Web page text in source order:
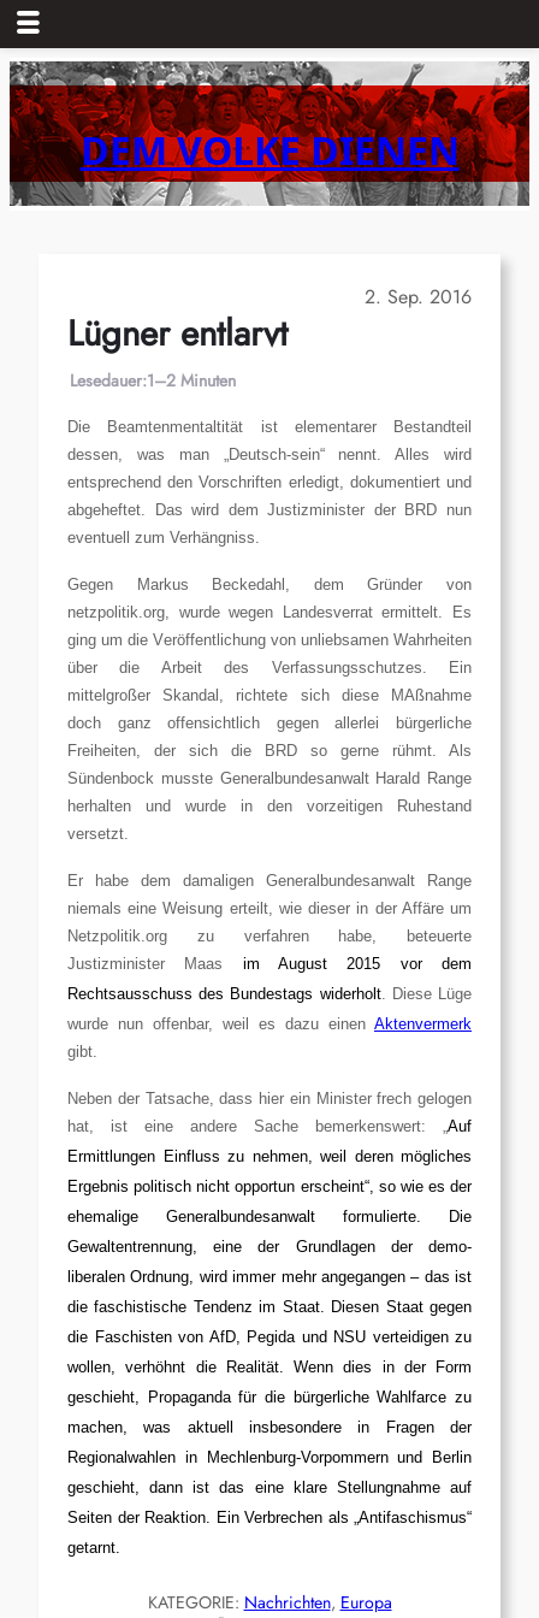
Zum
Inhalt
springenDEM VOLKE DIENEN
2. Sep. 2016
Lügner entlarvt
Lesedauer:1–2 Minuten
Die Beamtenmentaltität ist elementarer Bestandteil
dessen, was man „Deutsch-sein“ nennt. Alles wird
entsprechend den Vorschriften erledigt, dokumentiert und
abgeheftet. Das wird dem Justizminister der BRD nun
eventuell zum Verhängniss.
Gegen Markus Beckedahl, dem Gründer von
netzpolitik.org, wurde wegen Landesverrat ermittelt. Es
ging um die Veröffentlichung von unliebsamen Wahrheiten
über die Arbeit des Verfassungsschutzes. Ein
mittelgroßer Skandal, richtete sich diese MAßnahme
doch ganz offensichtlich gegen allerlei bürgerliche
Freiheiten, der sich die BRD so gerne rühmt. Als
Sündenbock musste Generalbundesanwalt Harald Range
herhalten und wurde in den vorzeitigen Ruhestand
versetzt.
Er habe dem damaligen Generalbundesanwalt Range
niemals eine Weisung erteilt, wie dieser in der Affäre um
Netzpolitik.org zu verfahren habe, beteuerte
Justizminister Maas im August 2015 vor dem
Rechtsausschuss des Bundestags widerholt. Diese Lüge
wurde nun offenbar, weil es dazu einen Aktenvermerk
gibt.
Neben der Tatsache, dass hier ein Minister frech gelogen
hat, ist eine andere Sache bemerkenswert: „Auf
Ermittlungen Einfluss zu nehmen, weil deren mögliches
Ergebnis politisch nicht opportun erscheint“, so wie es der
ehemalige Generalbundesanwalt formulierte. Die
Gewaltentrennung, eine der Grundlagen der demo-
liberalen Ordnung, wird immer mehr angegangen – das ist
die faschistische Tendenz im Staat. Diesen Staat gegen
die Faschisten von AfD, Pegida und NSU verteidigen zu
wollen, verhöhnt die Realität. Wenn dies in der Form
geschieht, Propaganda für die bürgerliche Wahlfarce zu
machen, was aktuell insbesondere in Fragen der
Regionalwahlen in Mechlenburg-Vorpommern und Berlin
geschieht, dann ist das eine klare Stellungnahme auf
Seiten der Reaktion. Ein Verbrechen als „Antifaschismus“
getarnt.
KATEGORIE: Nachrichten, Europa